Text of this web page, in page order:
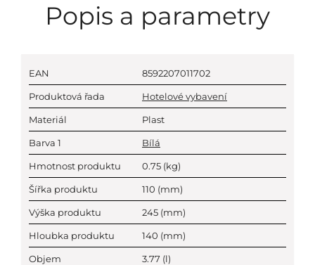
Popis a parametry
EAN 8592207011702
Produktová řada Hotelové vybavení
Materiál Plast
Barva 1 Bílá
Hmotnost produktu 0.75 (kg)
Šířka produktu 110 (mm)
Výška produktu 245 (mm)
Hloubka produktu 140 (mm)
Objem 3.77 (l)